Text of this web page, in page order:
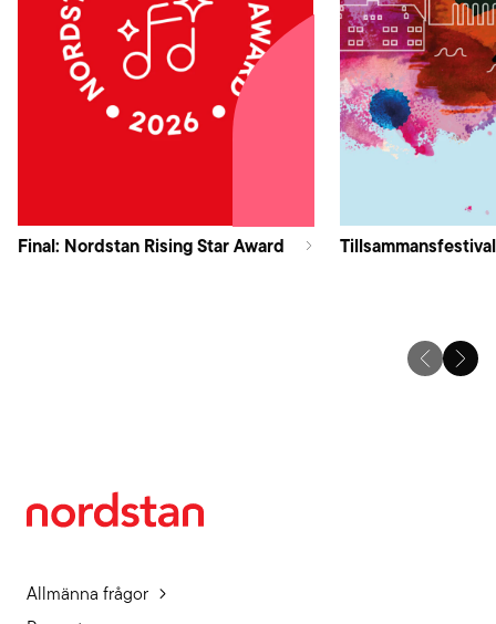
Final: Nordstan Rising Star Award
Allmänna frågor